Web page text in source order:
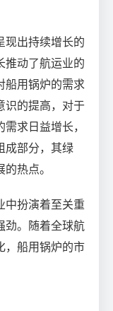
现出持续增长的
推动了航运业的
船用锅炉的需求
识的提高，对于
求日益增长，
成部分，其绿
热点。
中扮演着至关重
劲。随着全球航
，船用锅炉的市